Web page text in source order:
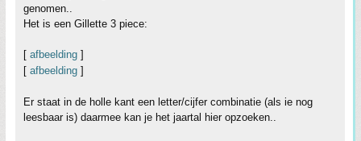
genomen..
Het is een Gillette 3 piece:
[ afbeelding ]
[ afbeelding ]
Er staat in de holle kant een letter/cijfer combinatie (als ie nog
leesbaar is) daarmee kan je het jaartal hier opzoeken..